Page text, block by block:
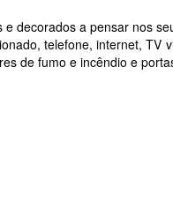
decorados a pensar nos
telefone, internet,
de fumo e incêndio e